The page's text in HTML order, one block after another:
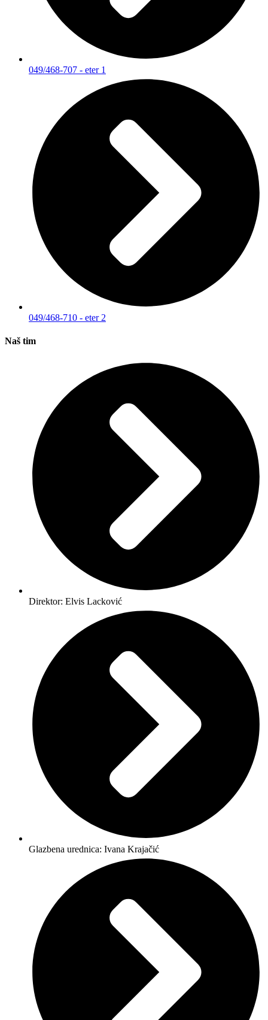
049/468-707 - eter 1
049/468-710 - eter 2
Naš tim
Direktor: Elvis Lacković
Glazbena urednica: Ivana Krajačić